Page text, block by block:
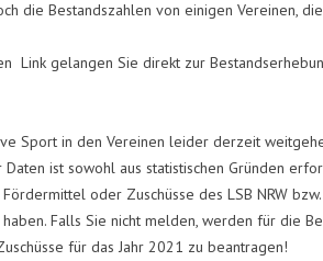
die Bestandszahlen von einigen Vereinen,
Link gelangen Sie direkt zur
Sport in den Vereinen leider derzeit
Daten ist sowohl aus statistischen Gründen
oder Zuschüsse des LSB NRW
Falls Sie nicht melden, werden für die
für das Jahr 2021 zu beantragen!